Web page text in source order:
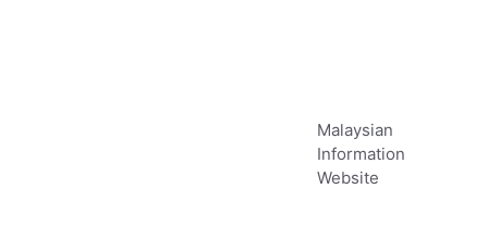
Malaysian
Information
Website